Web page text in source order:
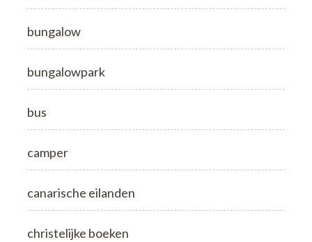
bungalow
bungalowpark
bus
camper
canarische eilanden
christelijke boeken